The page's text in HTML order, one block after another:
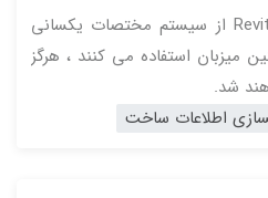
بنابراین هنگامی که کاربران Revit از سیستم مختصات یکسانی
میزبان استفاده می کنند ، هرگز
شد.
اطلاعات ساخت